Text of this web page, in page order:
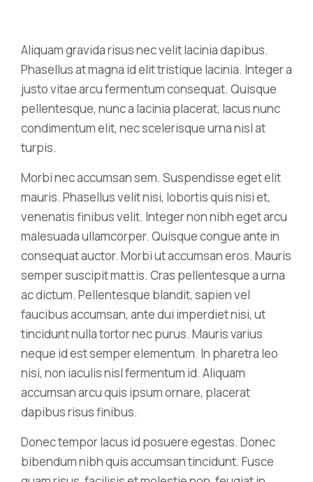
Aliquam gravida risus nec velit lacinia dapibus.
Phasellus at magna id elit tristique lacinia. Integer a
justo vitae arcu fermentum consequat. Quisque
pellentesque, nunc a lacinia placerat, lacus nunc
condimentum elit, nec scelerisque urna nisl at
turpis.
Morbi nec accumsan sem. Suspendisse eget elit
mauris. Phasellus velit nisi, lobortis quis nisi et,
venenatis finibus velit. Integer non nibh eget arcu
malesuada ullamcorper. Quisque congue ante in
consequat auctor. Morbi ut accumsan eros. Mauris
semper suscipit mattis. Cras pellentesque a urna
ac dictum. Pellentesque blandit, sapien vel
faucibus accumsan, ante dui imperdiet nisi, ut
tincidunt nulla tortor nec purus. Mauris varius
neque id est semper elementum. In pharetra leo
nisi, non iaculis nisl fermentum id. Aliquam
accumsan arcu quis ipsum ornare, placerat
dapibus risus finibus.
Donec tempor lacus id posuere egestas. Donec
bibendum nibh quis accumsan tincidunt. Fusce